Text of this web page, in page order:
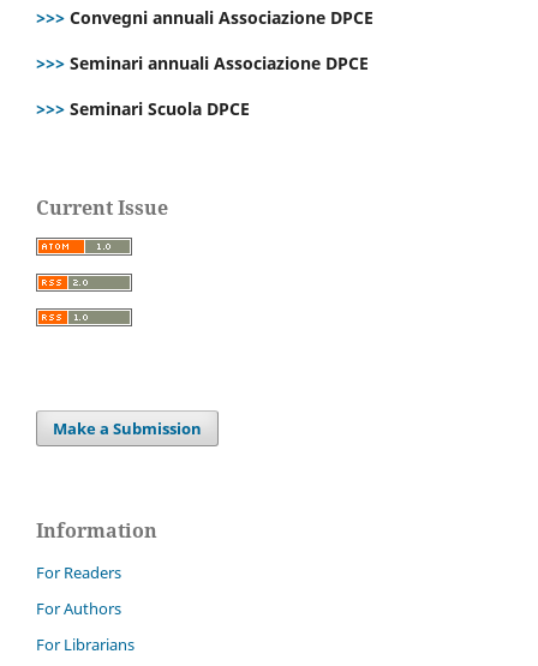
>>> Convegni annuali Associazione DPCE
>>> Seminari annuali Associazione DPCE
>>> Seminari Scuola DPCE
Current Issue
Make a Submission
Information
For Readers
For Authors
For Librarians